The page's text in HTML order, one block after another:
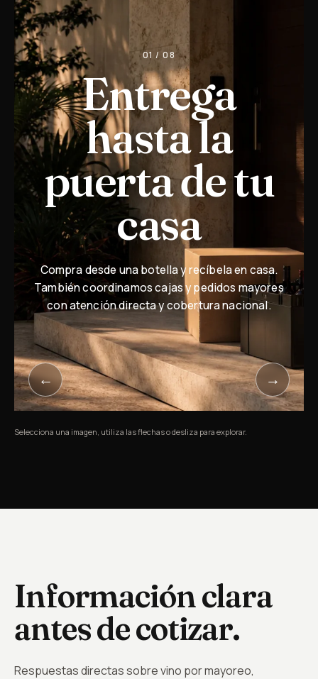
01 / 08
Entrega
hasta la
puerta de tu
casa
Compra desde una botella y recíbela en casa.
También coordinamos cajas y pedidos mayores
con atención directa y cobertura nacional.
← →
Entrega a domicilio
De una botella en adelante
Restaurantes
Cartas y reposición
Selecciona una imagen, utiliza las flechas o desliza para explorar.
Información clara
antes de cotizar.
Respuestas directas sobre vino por mayoreo,